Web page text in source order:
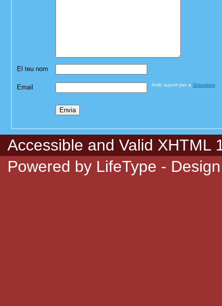
El teu nom
Email Amb suport per a Gravatars
Accessible and Valid XHTML
Powered by LifeType -